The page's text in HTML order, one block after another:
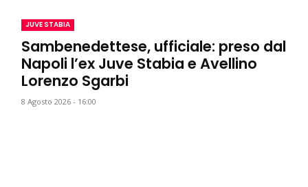
JUVE STABIA
Sambenedettese, ufficiale: preso dal
Napoli l’ex Juve Stabia e Avellino
Lorenzo Sgarbi
8 Agosto 2026 - 16:00